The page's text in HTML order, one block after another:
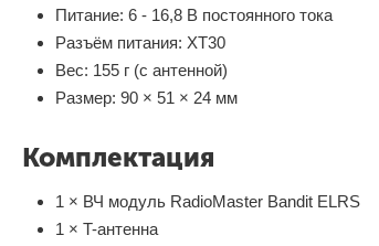
Питание: 6 - 16,8 В постоянного тока
Разъём питания: XT30
Вес: 155 г (с антенной)
Размер: 90 × 51 × 24 мм
Комплектация
1 × ВЧ модуль RadioMaster Bandit ELRS
1 × T-антенна